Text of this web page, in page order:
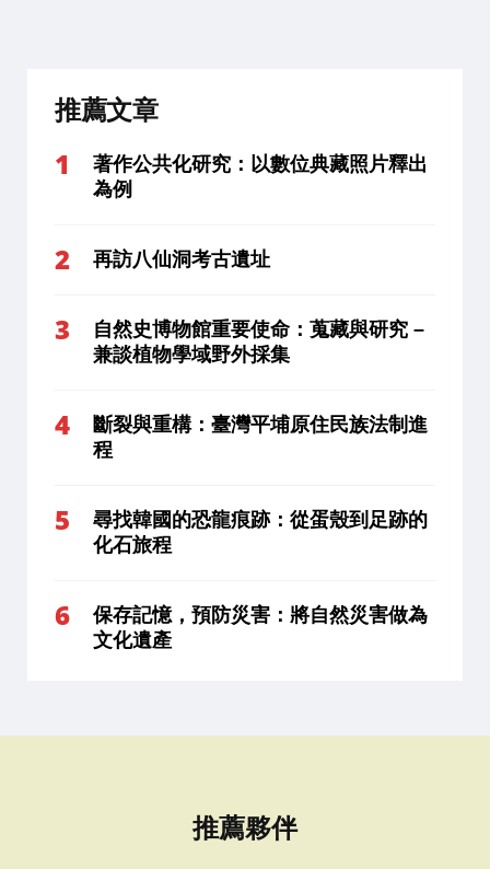
推薦文章
著作公共化研究：以數位典藏照片釋出
為例
再訪八仙洞考古遺址
自然史博物館重要使命：蒐藏與研究 –
兼談植物學域野外採集
斷裂與重構：臺灣平埔原住民族法制進
程
尋找韓國的恐龍痕跡：從蛋殼到足跡的
化石旅程
保存記憶，預防災害：將自然災害做為
文化遺產
推薦夥伴